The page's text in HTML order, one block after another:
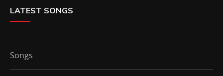
LATEST SONGS
Songs